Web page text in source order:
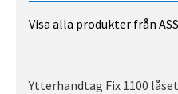
Visa alla produkter från
Ytterhandtag Fix 1100